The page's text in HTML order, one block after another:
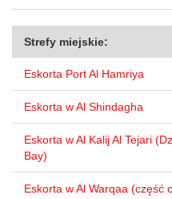
Strefy miejskie:
Eskorta Port Al Hamriya
Eskorta w Al Shindagha
Eskorta w Al Kalij Al Tejari
Bay)
Eskorta w Al Warqaa (część